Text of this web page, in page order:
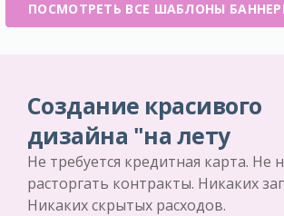
ПОСМОТРЕТЬ ВСЕ ШАБЛОНЫ
Создание красивого
дизайна "на лету
Не требуется кредитная карта. Не
расторгать контракты. Никаких
Никаких скрытых расходов.